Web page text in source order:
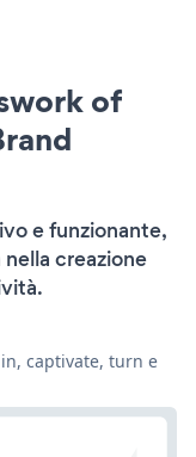
of
e funzionante,
creazione
captivate, turn e